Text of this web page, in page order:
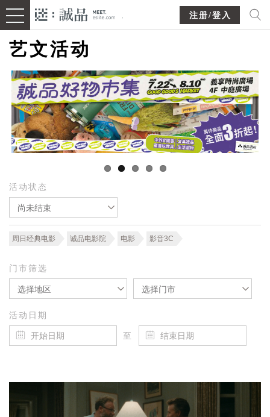
注册/登入
艺文活动
活动状态
尚未结束
周日经典电影 诚品电影院 电影 影音3C
门市筛选
选择地区 选择门市
活动日期
至